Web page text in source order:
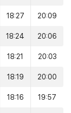
18:27 20:09
18:24 20:06
18:21 20:03
18:19 20:00
18:16 19:57